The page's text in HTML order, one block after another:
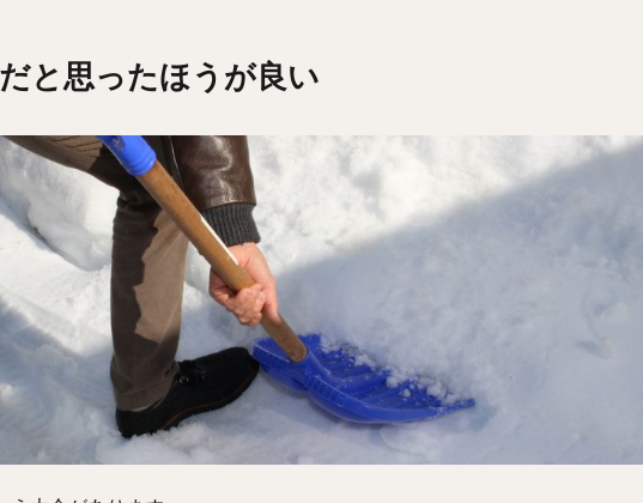
と思ったほうが良い